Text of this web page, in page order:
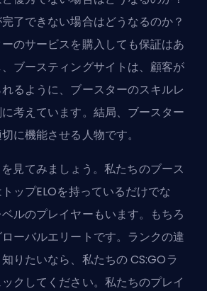
了できない場合はどうなるのか？
のサービスを購入しても保証はあ
ブースティングサイトは、顧客が
るように、ブースターのスキルレ
考えています。結局、ブースター
に機能させる人物です。
を見てみましょう。私たちのブース
ップELOを持っているだけでな
ルのプレイヤーもいます。もちろ
ーバルエリートです。ランクの違
りたいなら、私たちのCS:GOラ
クしてください。私たちのプレイ